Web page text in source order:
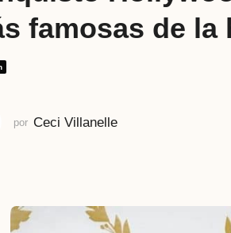
famosas de la
por Ceci Villanelle